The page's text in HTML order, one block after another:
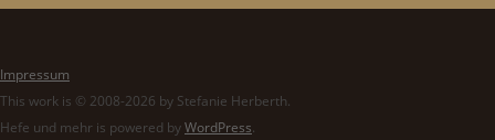
Impressum
This work is © 2008-2026 by Stefanie Herberth.
Hefe und mehr is powered byWordPress.